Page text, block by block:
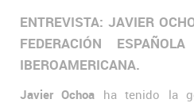
ENTREVISTA: JAVIER
FEDERACIÓN
IBEROAMERICANA.
Javier Ochoa ha tenido la